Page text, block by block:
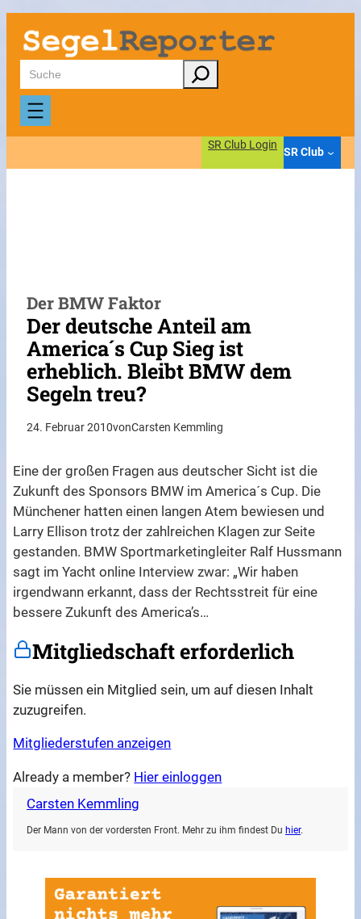
Zum
Inhalt
springen
Suchen
SR Club Login
SR Club
Der BMW Faktor
Der deutsche Anteil am
America´s Cup Sieg ist
erheblich. Bleibt BMW dem
Segeln treu?
24. Februar 2010vonCarsten Kemmling
Eine der großen Fragen aus deutscher Sicht ist die
Zukunft des Sponsors BMW im America´s Cup. Die
Münchener hatten einen langen Atem bewiesen und
Larry Ellison trotz der zahlreichen Klagen zur Seite
gestanden. BMW Sportmarketingleiter Ralf Hussmann
sagt im Yacht online Interview zwar: „Wir haben
irgendwann erkannt, dass der Rechtsstreit für eine
bessere Zukunft des America’s…
Mitgliedschaft erforderlich
Sie müssen ein Mitglied sein, um auf diesen Inhalt
zuzugreifen.
Mitgliederstufen anzeigen
Already a member? Hier einloggen
Carsten Kemmling
Der Mann von der vordersten Front. Mehr zu ihm findest Du hier.